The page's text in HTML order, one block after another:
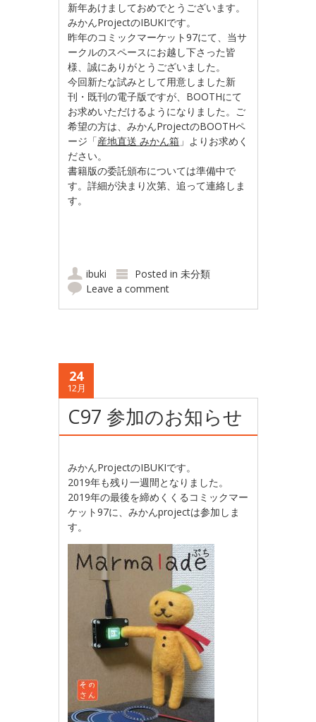
新年あけましておめでとうございます。
みかんProjectのIBUKIです。
昨年のコミックマーケット97にて、当サ
ークルのスペースにお越し下さった皆
様、誠にありがとうございました。
今回新たな試みとして用意しました新
刊・既刊の電子版ですが、BOOTHにて
お求めいただけるようになりました。ご
希望の方は、みかんProjectのBOOTHペ
ージ「産地直送 みかん箱 」よりお求めく
ださい。
書籍版の委託頒布については準備中で
す。詳細が決まり次第、追って連絡しま
す。
ibuki Posted in未分類
Leave a comment
24
12月
C97 参加のお知らせ
みかんProjectのIBUKIです。
2019年も残り一週間となりました。
2019年の最後を締めくくるコミックマー
ケット97に、みかんprojectは参加しま
す。